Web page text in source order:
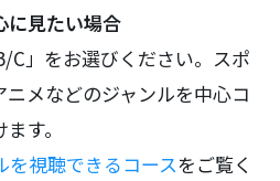
見たい場合
C」をお選びください。スポ
メなどのジャンルを中心コ
す。
を視聴できるコースをご覧く